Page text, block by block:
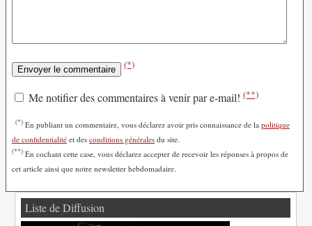
(*)
Me notifier des commentaires à venir par e-mail! (**)
(*) En publiant un commentaire, vous déclarez avoir pris connaissance de la politique
de confidentialité et des conditions générales du site.
(**) En cochant cette case, vous déclarez accepter de recevoir les réponses à propos de
cet article ainsi que notre newsletter hebdomadaire.
Liste de Diffusion